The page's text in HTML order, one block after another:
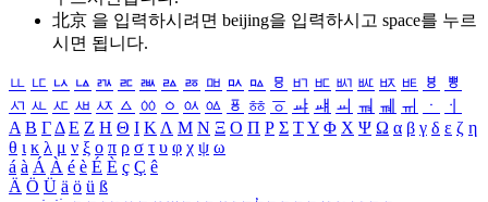
北京 을 입력하시려면 beijing을 입력하시고 space를 누르
시면 됩니다.
ㅥ ㅦ ㅧ ㅨ ㅩ ㅪ ㅫ ㅬ ㅭ ㅮ ㅯ ㅰ ㅱ ㅲ ㅳ ㅴ ㅵ ㅶ ㅷ ㅸ
ㅹ
ㅺ ㅻ ㅼ ㅽ ㅾ ㅿ ㆀ ㆁ ㆂ ㆃ ㆄ ㆅ ㆆ ㆇ ㆈ ㆉ ㆊ ㆋ ㆌ ㆍ
ㆎ
Α Β ΓΔ Ε Ζ Η Θ Ι ΚΛ Μ Ν Ξ Ο Π Ρ Σ ΤΥ Φ Χ Ψ Ω α β γ δ ε ζ η
θ ι κ λ μ ν ξ ο π ρ σ τ υ φ χ ψ ω
á à Á À é è É È ç Ç ê
Ä Ö Ü ä ö ü ß